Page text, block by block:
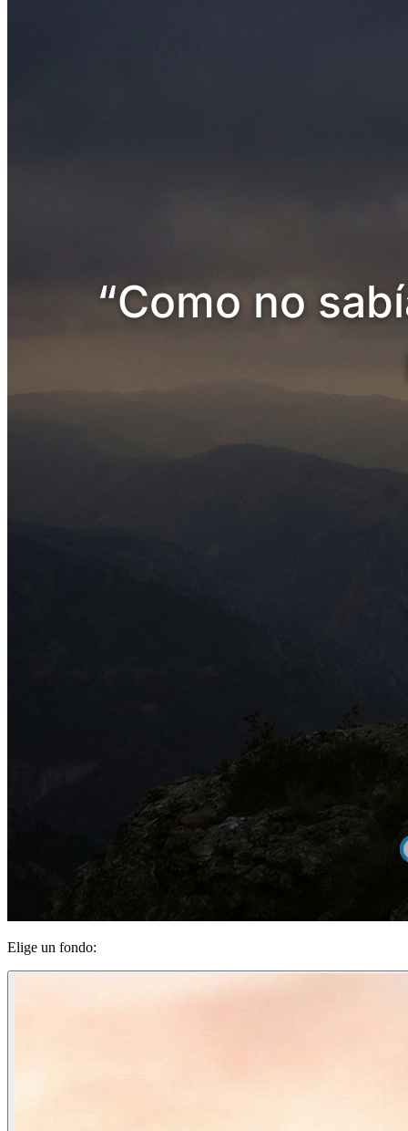
Elige un fondo: